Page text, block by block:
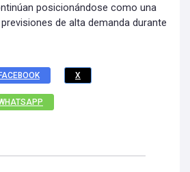
posicionándose como una
de alta demanda durante
FACEBOOK X